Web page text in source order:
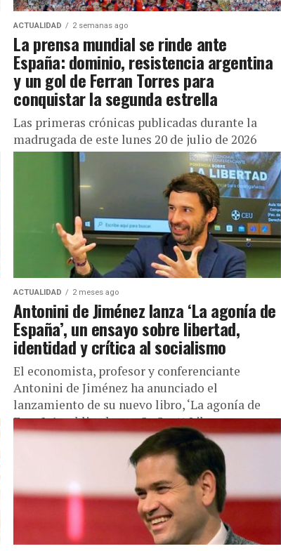
ACTUALIDAD 2 semanas ago
La prensa mundial se rinde ante
España: dominio, resistencia argentina
y un gol de Ferran Torres para
conquistar la segunda estrella
Las primeras crónicas publicadas durante la
madrugada de este lunes 20 de julio de 2026
coinciden en presentar a España como justa
vencedora, aunque cada país...
ACTUALIDAD 2 meses ago
Antonini de Jiménez lanza ‘La agonía de
España’, un ensayo sobre libertad,
identidad y crítica al socialismo
El economista, profesor y conferenciante
Antonini de Jiménez ha anunciado el
lanzamiento de su nuevo libro, ‘La agonía de
España’, publicado por Sr. Scott Libros, una...